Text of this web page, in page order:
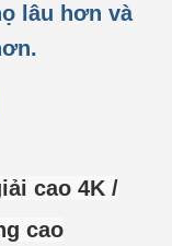
lâu hơn và
cao 4K /
cao